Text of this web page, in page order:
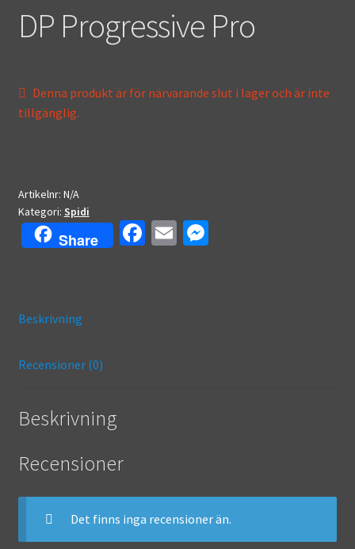
DP Progressive Pro
Denna produkt är för närvarande slut i lager och är inte
tillgänglig.
Artikelnr: N/A
Kategori: Spidi
Share
Fa E M
Beskrivning
Recensioner (0)
Beskrivning
Recensioner
Det finns inga recensioner än.